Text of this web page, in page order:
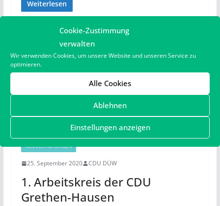
Cookie-Zustimmung
verwalten
Wir verwenden Cookies, um unsere Website und unseren Service zu
optimieren.
Alle Cookies
Ablehnen
Einstellungen anzeigen
Weiterlesen
VERANSTALTUNGEN
25. September 2020 CDU DÜW
1. Arbeitskreis der CDU
Grethen-Hausen